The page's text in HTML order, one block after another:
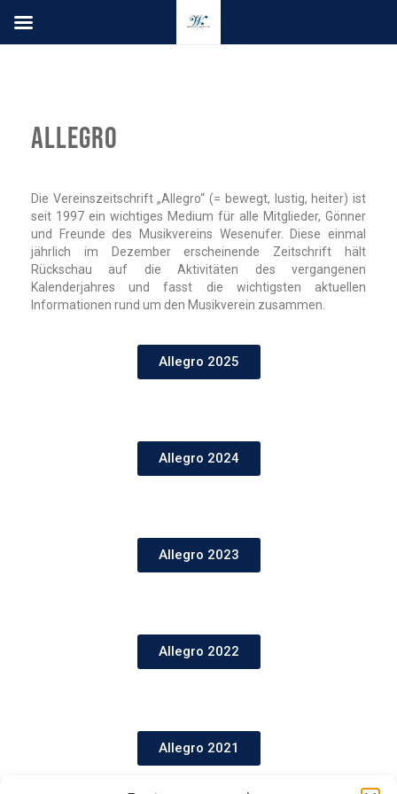
Allegro
Die Vereinszeitschrift „Allegro“ (= bewegt, lustig, heiter) ist
seit 1997 ein wichtiges Medium für alle Mitglieder, Gönner
und Freunde des Musikvereins Wesenufer. Diese einmal
jährlich im Dezember erscheinende Zeitschrift hält
Rückschau auf die Aktivitäten des vergangenen
Kalenderjahres und fasst die wichtigsten aktuellen
Informationen rund um den Musikverein zusammen.
Allegro 2025
Allegro 2024
Allegro 2023
Allegro 2022
Allegro 2021